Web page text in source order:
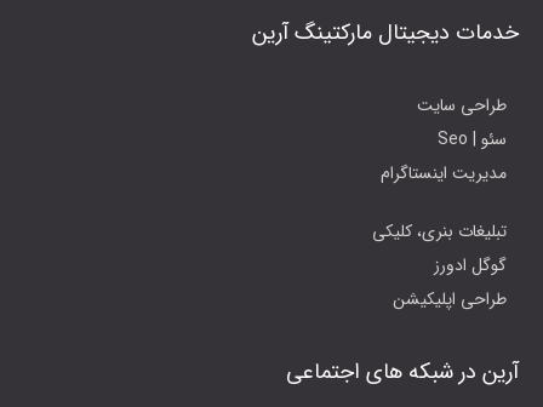
خدمات دیجیتال مارکتینگ آرین
طراحی سایت
سئو | Seo
مدیریت اینستاگرام
تبلیغات بنری، کلیکی
گوگل ادورز
طراحی اپلیکیشن
آرین در شبکه های اجتماعی